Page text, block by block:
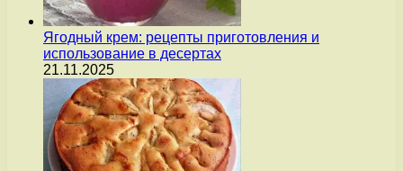
Ягодный крем: рецепты приготовления и
использование в десертах
21.11.2025